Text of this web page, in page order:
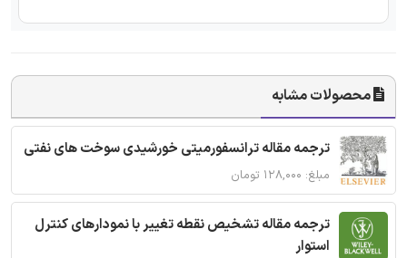
محصولات مشابه
ترجمه مقاله ترانسفورمیتی خورشیدی سوخت های نفتی
مبلغ: ۱۲۸,۰۰۰ تومان
ترجمه مقاله تشخیص نقطه تغییر با نمودارهای کنترل
استوار